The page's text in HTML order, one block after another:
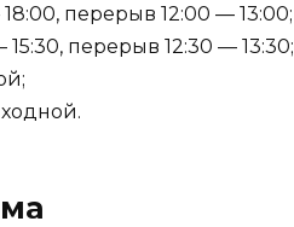
перерыв 12:00 — 13:00;
перерыв 12:30 — 13:30;